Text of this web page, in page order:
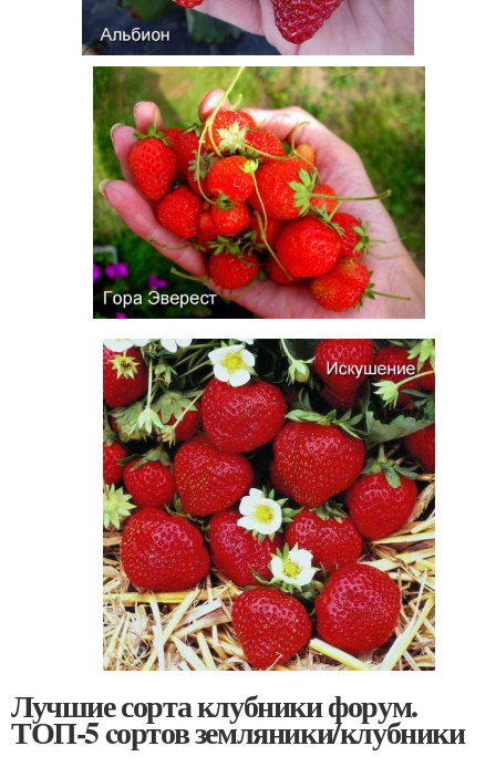
Лучшие сорта клубники форум.
ТОП-5 cортов земляники/клубники